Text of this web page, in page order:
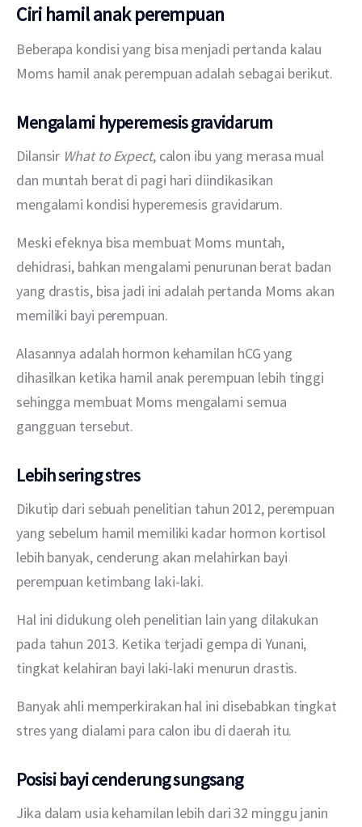
Ciri hamil anak perempuan
Beberapa kondisi yang bisa menjadi pertanda kalau
Moms hamil anak perempuan adalah sebagai berikut.
Mengalami hyperemesis gravidarum
Dilansir What to Expect, calon ibu yang merasa mual
dan muntah berat di pagi hari diindikasikan
mengalami kondisi hyperemesis gravidarum.
Meski efeknya bisa membuat Moms muntah,
dehidrasi, bahkan mengalami penurunan berat badan
yang drastis, bisa jadi ini adalah pertanda Moms akan
memiliki bayi perempuan.
Alasannya adalah hormon kehamilan hCG yang
dihasilkan ketika hamil anak perempuan lebih tinggi
sehingga membuat Moms mengalami semua
gangguan tersebut.
Lebih sering stres
Dikutip dari sebuah penelitian tahun 2012, perempuan
yang sebelum hamil memiliki kadar hormon kortisol
lebih banyak, cenderung akan melahirkan bayi
perempuan ketimbang laki-laki.
Hal ini didukung oleh penelitian lain yang dilakukan
pada tahun 2013. Ketika terjadi gempa di Yunani,
tingkat kelahiran bayi laki-laki menurun drastis.
Banyak ahli memperkirakan hal ini disebabkan tingkat
stres yang dialami para calon ibu di daerah itu.
Posisi bayi cenderung sungsang
Jika dalam usia kehamilan lebih dari 32 minggu janin